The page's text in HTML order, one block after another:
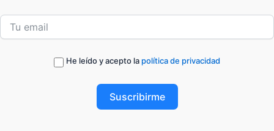
He leído y acepto la política de privacidad
Suscribirme